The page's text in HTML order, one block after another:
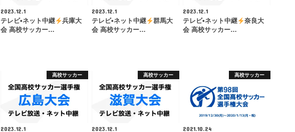
2023.12.1
テレビ•ネット中継
兵庫大
会 高校サッカー…
2023.12.1
テレビ•ネット中継
群馬大
会 高校サッカー…
2023.12.1
テレビ•ネット中継
奈良大
会 高校サッカー…
高校サッカー
2023.12.1
高校サッカー
2023.12.1
高校サッカー
2021.10.24